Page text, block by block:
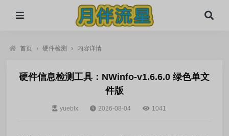
首页 › 硬件检测 › 内容详情
硬件信息检测工具：NWinfo-v1.6.6.0 绿色单文
件版
yueblx 2026-08-04 1041